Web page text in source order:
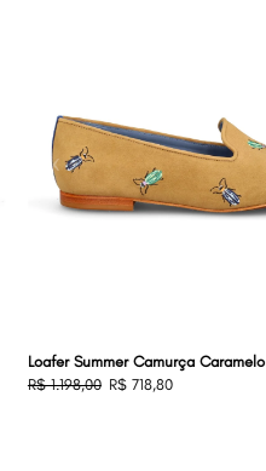
‹
Loafer Summer Camurça Caramelo
R$ 1.198,00 R$ 718,80